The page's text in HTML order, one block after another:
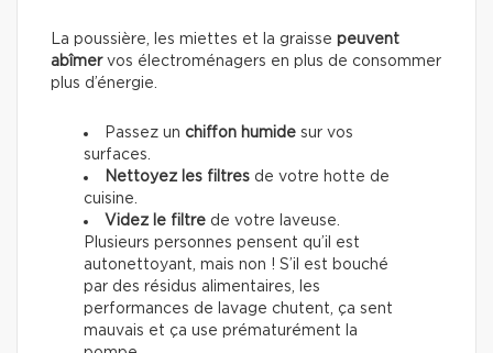
La poussière, les miettes et la graisse peuvent
abîmervos électroménagers en plus de consommer
plus d’énergie.
Passez un chiffon humide sur vos
surfaces.
Nettoyez les filtres de votre hotte de
cuisine.
Videz le filtre de votre laveuse.
Plusieurs personnes pensent qu’il est
autonettoyant, mais non ! S’il est bouché
par des résidus alimentaires, les
performances de lavage chutent, ça sent
mauvais et ça use prématurément la